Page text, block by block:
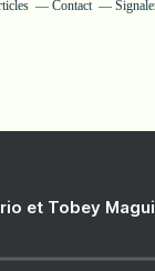
Contact
et Tobey